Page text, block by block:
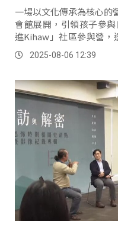
一場以文化傳承為核心的
會館展開，引領孩子參
進Kihaw」社區參與營，
談，要讓孩子成為說故事
2025-08-06 12:39